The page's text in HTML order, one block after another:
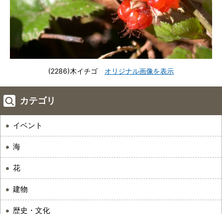
(2286)木イチゴ オリジナル画像を表示
カテゴリ
イベント
海
花
建物
歴史・文化